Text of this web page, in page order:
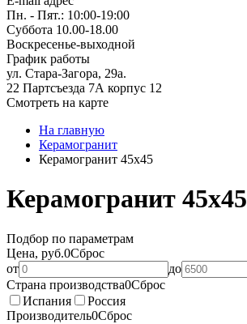
Пн. - Пят.: 10:00-19:00
Суббота 10.00-18.00
Воскресенье-выходной
График работы
ул. Стара-Загора, 29а.
22 Партсъезда 7А корпус 12
Смотреть на карте
На главную
Керамогранит
Керамогранит 45x45
Керамогранит 45x45
Подбор по параметрам
Цена, руб.0Сброс
от
до
Страна производства0Сброс
Испания
Россия
Производитель0Сброс